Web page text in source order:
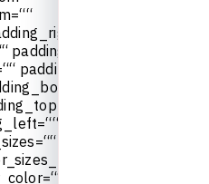
m=““
dding rig
“ padding
““ paddi
ding bo
ing top
left=““
sizes=““
r_ sizes
color=““